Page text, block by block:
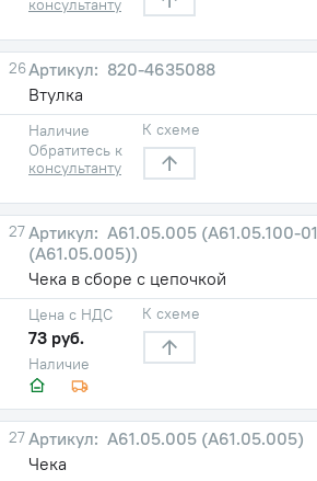
консультанту
26
820-4635088
Втулка
Наличие
Обратитесь к
консультанту
К схеме
27
A61.05.005 (А61.05.100-01
(А61.05.005))
Чека в сборе с цепочкой
Наличие
Цена с НДС
73 руб.
К схеме
27
A61.05.005 (А61.05.005)
Чека